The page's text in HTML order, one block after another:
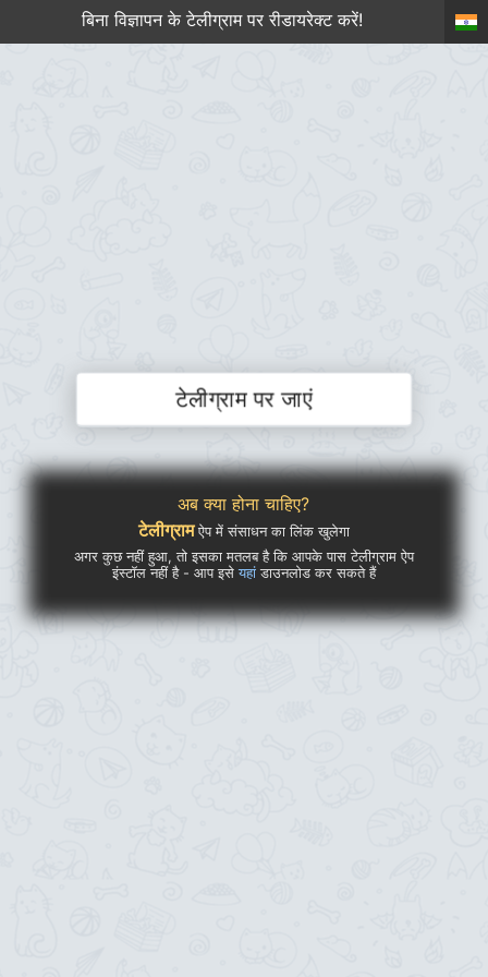
बिना विज्ञापन के टेलीग्राम पर रीडायरेक्ट करें!
टेलीग्राम पर जाएं
अब क्या होना चाहिए?
टेलीग्रामऐप में संसाधन का लिंक खुलेगा
अगर कुछ नहीं हुआ, तो इसका मतलब है कि आपके पास टेलीग्राम ऐप
इंस्टॉल नहीं है - आप इसेयहांडाउनलोड कर सकते हैं